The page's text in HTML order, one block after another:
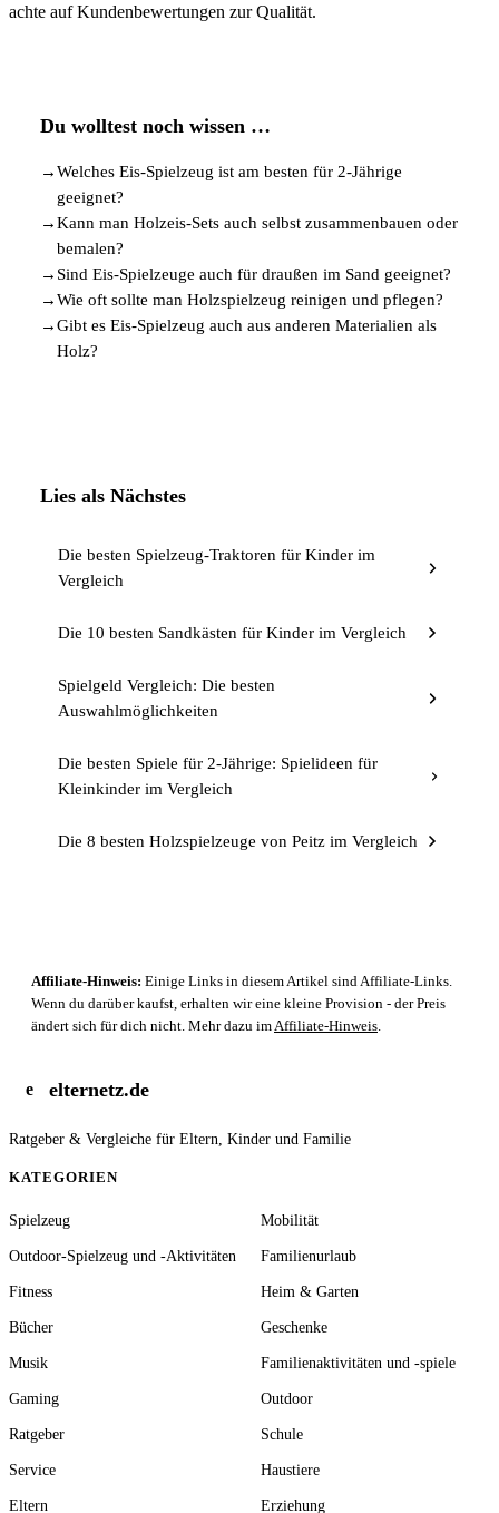
achte auf Kundenbewertungen zur Qualität.
Du wolltest noch wissen …
→Welches Eis-Spielzeug ist am besten für 2-Jährige
geeignet?
→Kann man Holzeis-Sets auch selbst zusammenbauen oder
bemalen?
→ Sind Eis-Spielzeuge auch für draußen im Sand geeignet?
→Wie oft sollte man Holzspielzeug reinigen und pflegen?
→Gibt es Eis-Spielzeug auch aus anderen Materialien als
Holz?
Lies als Nächstes
Die besten Spielzeug-Traktoren für Kinder im
Vergleich
Die 10 besten Sandkästen für Kinder im Vergleich
Spielgeld Vergleich: Die besten
Auswahlmöglichkeiten
Die besten Spiele für 2-Jährige: Spielideen für
Kleinkinder im Vergleich
Die 8 besten Holzspielzeuge von Peitz im Vergleich
Affiliate-Hinweis: Einige Links in diesem Artikel sind Affiliate-Links.
Wenn du darüber kaufst, erhalten wir eine kleine Provision - der Preis
ändert sich für dich nicht. Mehr dazu im Affiliate-Hinweis
e elternetz.de
Ratgeber & Vergleiche für Eltern, Kinder und Familie
KATEGORIEN
Spielzeug Mobilität
Outdoor-Spielzeug und -Aktivitäten Familienurlaub
Fitness Heim & Garten
Bücher Geschenke
Musik Familienaktivitäten und -spiele
Gaming Outdoor
Ratgeber Schule
Service Haustiere
Eltern Erziehung